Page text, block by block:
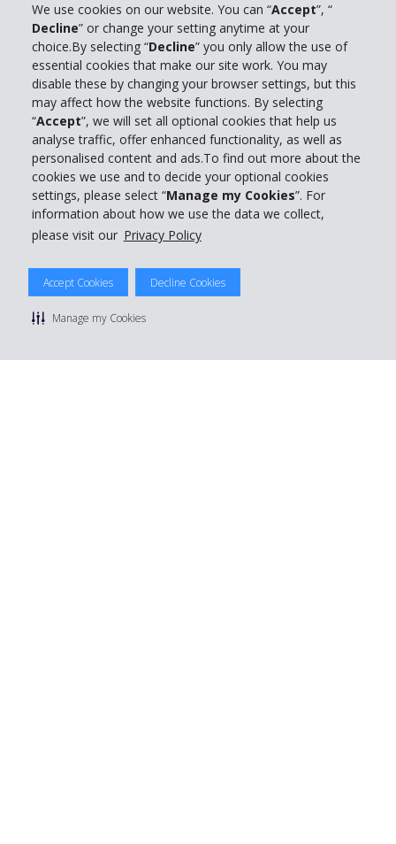
We use cookies on our website. You can “Accept”, “
Decline” or change your setting anytime at your
choice.By selecting “Decline” you only allow the use of
essential cookies that make our site work. You may
disable these by changing your browser settings, but this
may affect how the website functions. By selecting
“Accept”, we will set all optional cookies that help us
analyse traffic, offer enhanced functionality, as well as
personalised content and ads.To find out more about the
cookies we use and to decide your optional cookies
settings, please select “Manage my Cookies”. For
information about how we use the data we collect,
please visit our Privacy Policy
Accept Cookies Decline Cookies
Manage my Cookies
Informations sur l'entreprise
Entreprise
Support client
Réserver avec Hertz
© 2026 The Hertz System, Inc.
Politique de confidentialité | Conditions d'utilisation du site
Conditions de location
Gérer mes cookies